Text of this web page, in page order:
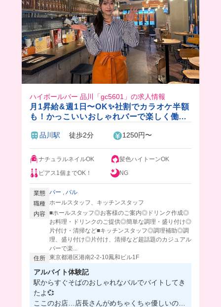
ハイボールバー 品川「gc5601」の求人情報
月1昇給&週1日〜OK✨社割でカラオケ半額
も！かっこいいおしゃれバーで楽しく働け
品川駅 徒歩2分 1250円〜
ナチュラルネイルOK
髪色ハイトーンOK
ピアス1個までOK！
NG
業態 バー , バル
職種 ホールスタッフ、キッチンスタッフ
内容 ■ホールスタッフ◎お客様のご案内◎ドリンク作成◎
お料理・ドリンクのご提供◎簡単な調理・盛り付け◎
片付け・清掃など■キッチンスタッフ◎調理補助◎調
理、盛り付け◎片付け、清掃など超話題のカジュアル
バーで楽...
住所 東京都港区港南2-2-10鳳和ビル1F
アルバイト体験記
駅からすぐそばのおしゃれなバルでバイトしてき
たよ💞
ここのお店…店長さんがめちゃくちゃ優しいの🥺